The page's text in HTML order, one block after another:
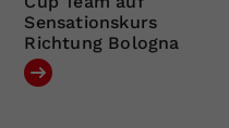
Sensationskurs
Richtung Bologna